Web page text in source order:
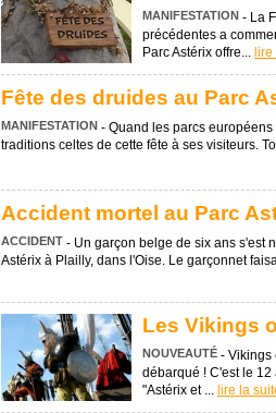
MANIFESTATION - La
précédentes a
Parc Astérix offre...
Fête des druides au Parc
MANIFESTATION - Quand les parcs
traditions celtes de cette fête à ses visiteurs.
Accident mortel au Parc
ACCIDENT - Un garçon belge de six ans s'est
Astérix à Plailly, dans l'Oise. Le garçonnet
Les Vikings
NOUVEAUTÉ - Vikings
débarqué ! C'est le
"Astérix et ... lire la